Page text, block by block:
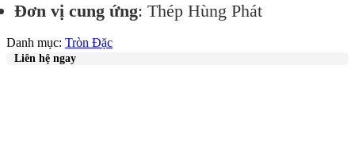
Đơn vị cung ứng: Thép Hùng Phát
Danh mục: Tròn Đặc
Liên hệ ngay